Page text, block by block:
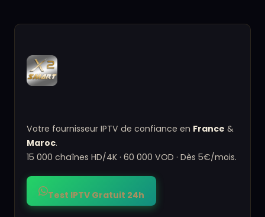
Votre fournisseur IPTV de confiance en France &
Maroc.
15 000 chaînes HD/4K · 60 000 VOD · Dès 5€/mois.
Test IPTV Gratuit 24h